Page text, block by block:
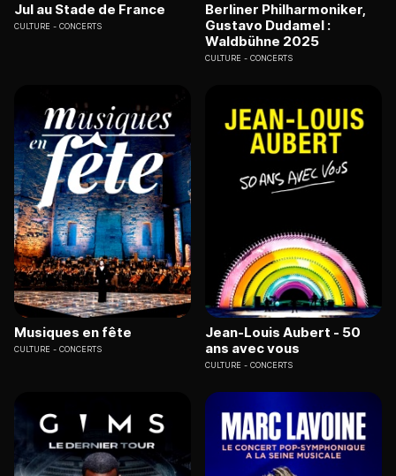
Jul au Stade de France
CULTURE CONCERTS
Berliner Philharmoniker,
Gustavo Dudamel :
Waldbühne 2025
CULTURE CONCERTS
Musiques en fête
CULTURE CONCERTS
Jean-Louis Aubert - 50
ans avec vous
CULTURE CONCERTS